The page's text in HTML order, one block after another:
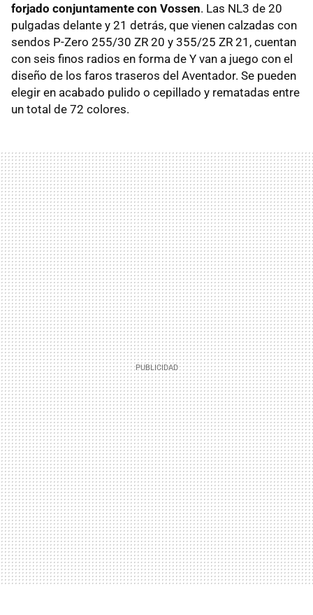
forjado conjuntamente con Vossen. Las NL3 de 20
pulgadas delante y 21 detrás, que vienen calzadas con
sendos P-Zero 255/30 ZR 20 y 355/25 ZR 21, cuentan
con seis finos radios en forma de Y van a juego con el
diseño de los faros traseros del Aventador. Se pueden
elegir en acabado pulido o cepillado y rematadas entre
un total de 72 colores.